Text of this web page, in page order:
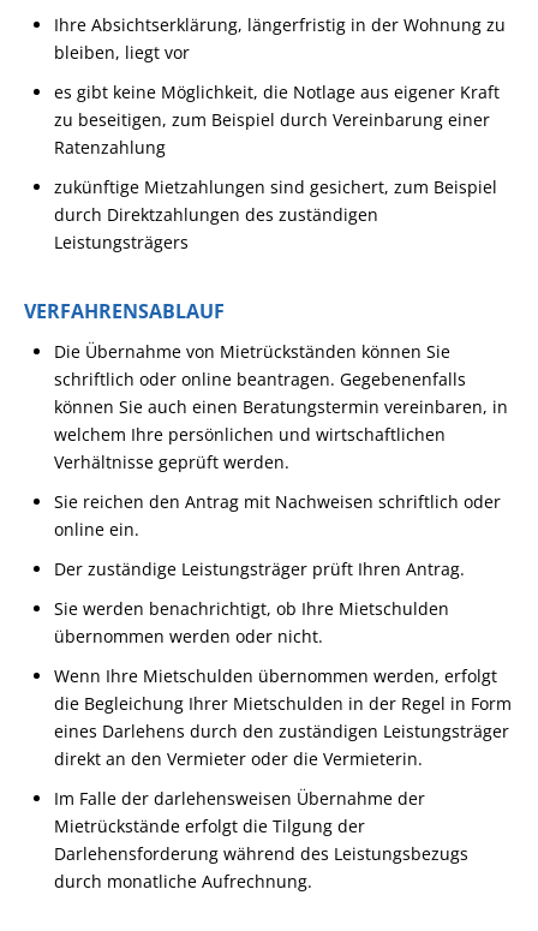
Ihre Absichtserklärung, längerfristig in der Wohnung zu
bleiben, liegt vor
es gibt keine Möglichkeit, die Notlage aus eigener Kraft
zu beseitigen, zum Beispiel durch Vereinbarung einer
Ratenzahlung
zukünftige Mietzahlungen sind gesichert, zum Beispiel
durch Direktzahlungen des zuständigen
Leistungsträgers
VERFAHRENSABLAUF
Die Übernahme von Mietrückständen können Sie
schriftlich oder online beantragen. Gegebenenfalls
können Sie auch einen Beratungstermin vereinbaren, in
welchem Ihre persönlichen und wirtschaftlichen
Verhältnisse geprüft werden.
Sie reichen den Antrag mit Nachweisen schriftlich oder
online ein.
Der zuständige Leistungsträger prüft Ihren Antrag.
Sie werden benachrichtigt, ob Ihre Mietschulden
übernommen werden oder nicht.
Wenn Ihre Mietschulden übernommen werden, erfolgt
die Begleichung Ihrer Mietschulden in der Regel in Form
eines Darlehens durch den zuständigen Leistungsträger
direkt an den Vermieter oder die Vermieterin.
Im Falle der darlehensweisen Übernahme der
Mietrückstände erfolgt die Tilgung der
Darlehensforderung während des Leistungsbezugs
durch monatliche Aufrechnung.